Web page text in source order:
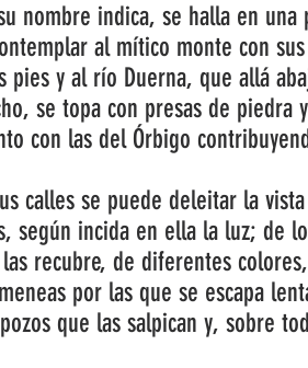
nombre indica, se halla en
al mítico monte con
pies y al río Duerna, que allá
se topa con presas de piedra
con las del Órbigo
calles se puede deleitar la
según incida en ella la luz; de
recubre, de diferentes
por las que se escapa
que las salpican y, sobre